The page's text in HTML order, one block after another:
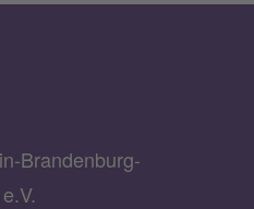
Brandenburg-